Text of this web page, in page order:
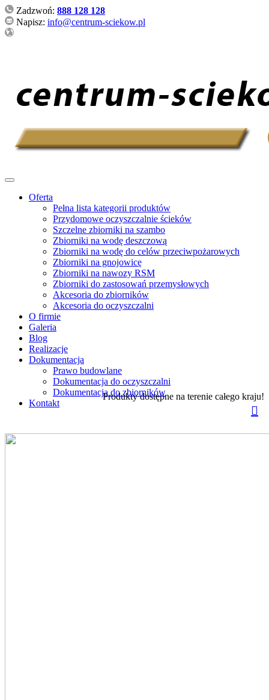
Zadzwoń: 888 128 128
Napisz: info@centrum-sciekow.pl
Oferta
Pełna lista kategorii produktów
Przydomowe oczyszczalnie ścieków
Szczelne zbiorniki na szambo
Zbiorniki na wodę deszczową
Zbiorniki na wodę do celów przeciwpożarowych
Zbiorniki na gnojowicę
Zbiorniki na nawozy RSM
Zbiorniki do zastosowań przemysłowych
Akcesoria do zbiorników
Akcesoria do oczyszczalni
O firmie
Galeria
Blog
Realizacje
Dokumentacja
Prawo budowlane
Dokumentacja do oczyszczalni
Dokumentacja do zbiorników
Kontakt
Produkty dostępne na terenie całego kraju!